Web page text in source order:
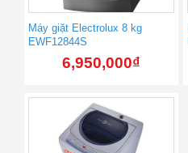
Máy giặt Electrolux 8 kg
EWF12844S
6,950,000₫